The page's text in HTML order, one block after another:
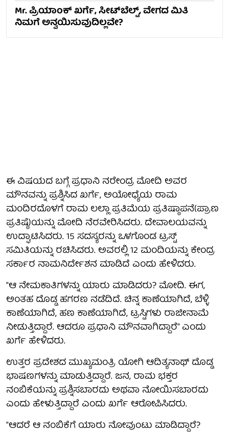
Mr. ಪ್ರಿಯಾಂಕ್ ಖರ್ಗೆ, ಸೀಟ್‌ಬೆಲ್ಟ್‌, ವೇಗದ ಮಿತಿ
ನಿಮಗೆ ಅನ್ವಯಿಸುವುದಿಲ್ಲವೇ?
ಈ ವಿಷಯದ ಬಗ್ಗೆ ಪ್ರಧಾನಿ ನರೇಂದ್ರ ಮೋದಿ ಅವರ
ಮೌನವನ್ನು ಪ್ರಶ್ನಿಸಿದ ಖರ್ಗೆ, ಅಯೋಧ್ಯೆಯ ರಾಮ
ಮಂದಿರದೊಳಗೆ ರಾಮ ಲಲ್ಲಾ ಪ್ರತಿಮೆಯ ಪ್ರತಿಷ್ಠಾಪನೆ(ಪ್ರಾಣ
ಪ್ರತಿಷ್ಠೆ)ಯನ್ನು ಮೋದಿ ನೆರವೇರಿಸಿದರು. ದೇವಾಲಯವನ್ನು
ಉದ್ಘಾಟಿಸಿದರು. 15 ಸದಸ್ಯರನ್ನು ಒಳಗೊಂಡ ಟ್ರಸ್ಟ್
ಸಮಿತಿಯನ್ನು ರಚಿಸಿದರು. ಅವರಲ್ಲಿ 12 ಮಂದಿಯನ್ನು ಕೇಂದ್ರ
ಸರ್ಕಾರ ನಾಮನಿರ್ದೇಶನ ಮಾಡಿದೆ ಎಂದು ಹೇಳಿದರು.
"ಆ ನೇಮಕಾತಿಗಳನ್ನು ಯಾರು ಮಾಡಿದರು? ಮೋದಿ. ಈಗ,
ಅಂತಹ ದೊಡ್ಡ ಹಗರಣ ನಡೆದಿದೆ. ಚಿನ್ನ ಕಾಣೆಯಾಗಿದೆ, ಬೆಳ್ಳಿ
ಕಾಣೆಯಾಗಿದೆ, ಹಣ ಕಾಣೆಯಾಗಿದೆ, ಟ್ರಸ್ಟಿಗಳು ರಾಜೀನಾಮೆ
ನೀಡುತ್ತಿದ್ದಾರೆ. ಆದರೂ ಪ್ರಧಾನಿ ಮೌನವಾಗಿದ್ದಾರೆ" ಎಂದು
ಖರ್ಗೆ ಹೇಳಿದರು.
ಉತ್ತರ ಪ್ರದೇಶದ ಮುಖ್ಯಮಂತ್ರಿ ಯೋಗಿ ಆದಿತ್ಯನಾಥ್ ದೊಡ್ಡ
ಭಾಷಣಗಳನ್ನು ಮಾಡುತ್ತಿದ್ದಾರೆ. ಜನ, ರಾಮ ಭಕ್ತರ
ನಂಬಿಕೆಯನ್ನು ಪ್ರಶ್ನಿಸಬಾರದು ಅಥವಾ ನೋಯಿಸಬಾರದು
ಎಂದು ಹೇಳುತ್ತಿದ್ದಾರೆ ಎಂದು ಖರ್ಗೆ ಆರೋಪಿಸಿದರು.
"ಆದರೆ ಆ ನಂಬಿಕೆಗೆ ಯಾರು ನೋವುಂಟು ಮಾಡಿದ್ದಾರೆ?